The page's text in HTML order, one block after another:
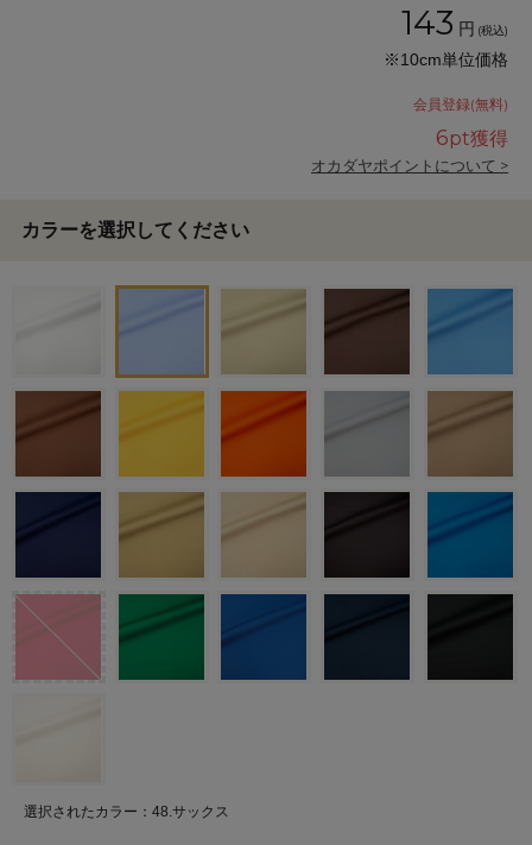
143 円 (税込)
※10cm単位価格
会員登録(無料)
6pt獲得
オカダヤポイントについて >
カラーを選択してください
選択されたカラー：48.サックス